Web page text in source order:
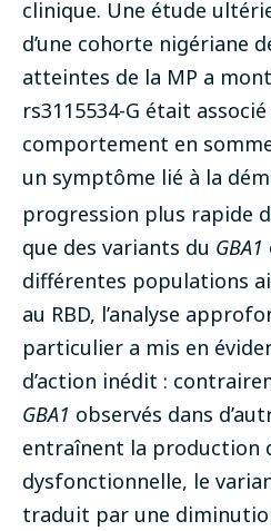
clinique. Une étude
d’une cohorte nigériane
atteintes de la MP a
rs3115534-G était
comportement en
un symptôme lié à la
progression plus rapide
que des variants du GBA1
différentes populations
au RBD, l’analyse
particulier a mis en
d’action inédit :
GBA1 observés dans
entraînent la production
dysfonctionnelle, le
traduit par une